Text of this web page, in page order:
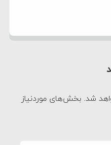
شد. بخش‌های موردنیاز